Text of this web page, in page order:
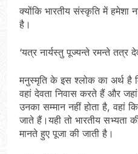
क्योंकि भारतीय संस्कृति में हमेशा
है।
‘यत्र नार्यस्तु पूज्यन्ते रमन्ते तत्र
मनुस्मृति के इस श्लोक का अर्थ है
वहां देवता निवास करते हैं और जहां
उनका सम्मान नहीं होता है, वहां
जाते हैं।यही तो भारतीय सभ्यता
मानते हुए पूजा की जाती है।